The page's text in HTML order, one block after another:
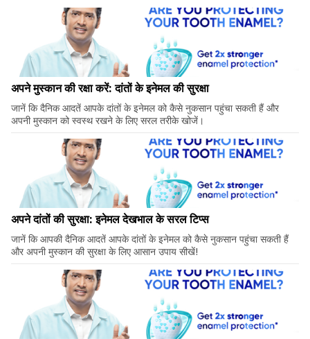
अपने मुस्कान की रक्षा करें: दांतों के इनेमल की सुरक्षा
जानें कि दैनिक आदतें आपके दांतों के इनेमल को कैसे नुकसान पहुंचा सकती हैं और
अपनी मुस्कान को स्वस्थ रखने के लिए सरल तरीके खोजें।
अपने दांतों की सुरक्षा: इनेमल देखभाल के सरल टिप्स
जानें कि आपकी दैनिक आदतें आपके दांतों के इनेमल को कैसे नुकसान पहुंचा सकती हैं
और अपनी मुस्कान की सुरक्षा के लिए आसान उपाय सीखें!